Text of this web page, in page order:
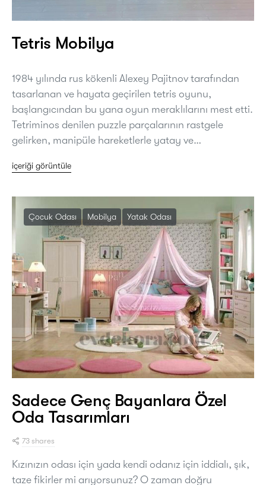
Tetris Mobilya
1984 yılında rus kökenli Alexey Pajitnov tarafından
tasarlanan ve hayata geçirilen tetris oyunu,
başlangıcından bu yana oyun meraklılarını mest etti.
Tetriminos denilen puzzle parçalarının rastgele
gelirken, manipüle hareketlerle yatay ve…
içeriği görüntüle
Çocuk Odası Mobilya Yatak Odası
Sadece Genç Bayanlara Özel
Oda Tasarımları
73 shares
Kızınızın odası için yada kendi odanız için iddialı, şık,
taze fikirler mi arıyorsunuz? O zaman doğru